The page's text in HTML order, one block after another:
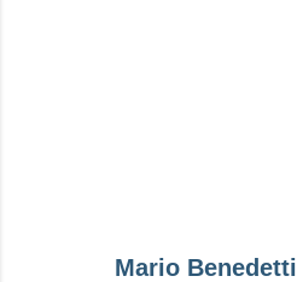
Mario Benedetti